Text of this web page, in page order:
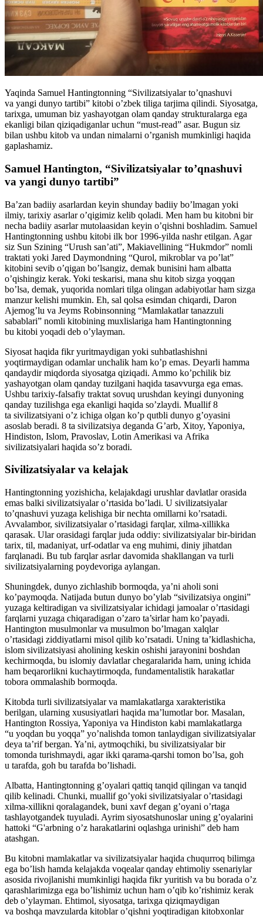
Yaqinda Samuel Hantingtonning “Sivilizatsiyalar to’qnashuvi
va yangi dunyo tartibi” kitobi o’zbek tiliga tarjima qilindi. Siyosatga,
tarixga, umuman biz yashayotgan olam qanday strukturalarga ega
ekanligi bilan qiziqadiganlar uchun “must-read” asar. Bugun siz
bilan ushbu kitob va undan nimalarni o’rganish mumkinligi haqida
gaplashamiz.
Samuel Hantington, “Sivilizatsiyalar to’qnashuvi
va yangi dunyo tartibi”
Ba’zan badiiy asarlardan keyin shunday badiiy bo’lmagan yoki
ilmiy, tarixiy asarlar o’qigimiz kelib qoladi. Men ham bu kitobni bir
necha badiiy asarlar mutolaasidan keyin o’qishni boshladim. Samuel
Hantingtonning ushbu kitobi ilk bor 1996-yilda nashr etilgan. Agar
siz Sun Szining “Urush san’ati”, Makiavellining “Hukmdor” nomli
traktati yoki Jared Daymondning “Qurol, mikroblar va po’lat”
kitobini sevib o’qigan bo’lsangiz, demak bunisini ham albatta
o’qishingiz kerak. Yoki teskarisi, mana shu kitob sizga yoqqan
bo’lsa, demak, yuqorida nomlari tilga olingan adabiyotlar ham sizga
manzur kelishi mumkin. Eh, sal qolsa esimdan chiqardi, Daron
Ajemog’lu va Jeyms Robinsonning “Mamlakatlar tanazzuli
sabablari” nomli kitobining muxlislariga ham Hantingtonning
bu kitobi yoqadi deb o’ylayman.
Siyosat haqida fikr yuritmaydigan yoki suhbatlashishni
yoqtirmaydigan odamlar unchalik ham ko’p emas. Deyarli hamma
qandaydir miqdorda siyosatga qiziqadi. Ammo ko’pchilik biz
yashayotgan olam qanday tuzilgani haqida tasavvurga ega emas.
Ushbu tarixiy-falsafiy traktat sovuq urushdan keyingi dunyoning
qanday tuzilishga ega ekanligi haqida so’zlaydi. Muallif 8
ta sivilizatsiyani o’z ichiga olgan ko’p qutbli dunyo g’oyasini
asoslab beradi. 8 ta sivilizatsiya deganda G’arb, Xitoy, Yaponiya,
Hindiston, Islom, Pravoslav, Lotin Amerikasi va Afrika
sivilizatsiyalari haqida so’z boradi.
Sivilizatsiyalar va kelajak
Hantingtonning yozishicha, kelajakdagi urushlar davlatlar orasida
emas balki sivilizatsiyalar o’rtasida bo’ladi. U sivilizatsiyalar
to’qnashuvi yuzaga kelishiga bir nechta omillarni ko’rsatadi.
Avvalambor, sivilizatsiyalar o’rtasidagi farqlar, xilma-xillikka
qarasak. Ular orasidagi farqlar juda oddiy: sivilizatsiyalar bir-biridan
tarix, til, madaniyat, urf-odatlar va eng muhimi, diniy jihatdan
farqlanadi. Bu tub farqlar asrlar davomida shakllangan va turli
sivilizatsiyalarning poydevoriga aylangan.
Shuningdek, dunyo zichlashib bormoqda, ya’ni aholi soni
ko’paymoqda. Natijada butun dunyo bo’ylab “sivilizatsiya ongini”
yuzaga keltiradigan va sivilizatsiyalar ichidagi jamoalar o’rtasidagi
farqlarni yuzaga chiqaradigan o’zaro ta’sirlar ham ko’payadi.
Hantington musulmonlar va musulmon bo’lmagan xalqlar
o’rtasidagi ziddiyatlarni misol qilib ko’rsatadi. Uning ta’kidlashicha,
islom sivilizatsiyasi aholining keskin oshishi jarayonini boshdan
kechirmoqda, bu islomiy davlatlar chegaralarida ham, uning ichida
ham beqarorlikni kuchaytirmoqda, fundamentalistik harakatlar
tobora ommalashib bormoqda.
Kitobda turli sivilizatsiyalar va mamlakatlarga xarakteristika
berilgan, ularning xususiyatlari haqida ma’lumotlar bor. Masalan,
Hantington Rossiya, Yaponiya va Hindiston kabi mamlakatlarga
“u yoqdan bu yoqqa” yo’nalishda tomon tanlaydigan sivilizatsiyalar
deya ta’rif bergan. Ya’ni, aytmoqchiki, bu sivilizatsiyalar bir
tomonda turishmaydi, agar ikki qarama-qarshi tomon bo’lsa, goh
u tarafda, goh bu tarafda bo’lishadi.
Albatta, Hantingtonning g’oyalari qattiq tanqid qilingan va tanqid
qilib kelinadi. Chunki, muallif go’yoki sivilizatsiyalar o’rtasidagi
xilma-xillikni qoralagandek, buni xavf degan g’oyani o’rtaga
tashlayotgandek tuyuladi. Ayrim siyosatshunoslar uning g’oyalarini
hattoki “G'arbning o’z harakatlarini oqlashga urinishi” deb ham
atashgan.
Bu kitobni mamlakatlar va sivilizatsiyalar haqida chuqurroq bilimga
ega bo’lish hamda kelajakda voqealar qanday ehtimoliy ssenariylar
asosida rivojlanishi mumkinligi haqida fikr yuritish va bu borada o’z
qarashlarimizga ega bo’lishimiz uchun ham o’qib ko’rishimiz kerak
deb o’ylayman. Ehtimol, siyosatga, tarixga qiziqmaydigan
va boshqa mavzularda kitoblar o’qishni yoqtiradigan kitobxonlar